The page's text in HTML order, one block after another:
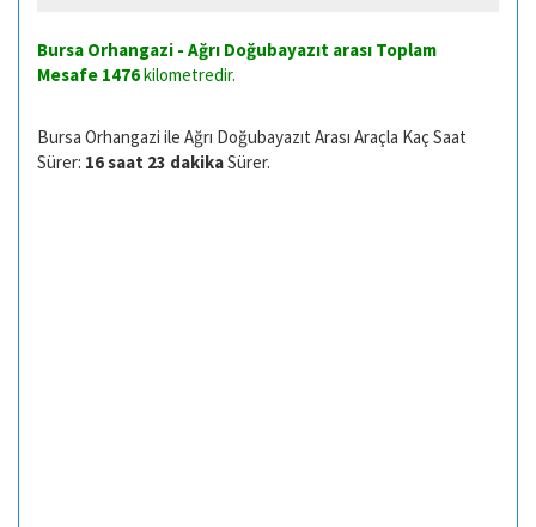
Bursa Orhangazi - Ağrı Doğubayazıt arası Toplam
Mesafe 1476kilometredir.
Bursa Orhangazi ile Ağrı Doğubayazıt Arası Araçla Kaç Saat
Sürer: 16 saat 23 dakikaSürer.